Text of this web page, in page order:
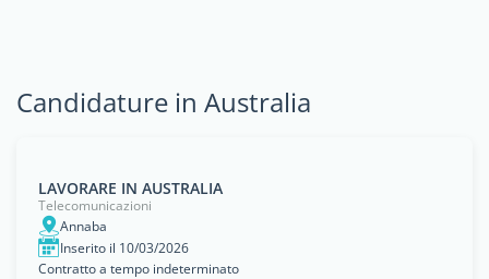
Candidature in Australia
LAVORARE IN AUSTRALIA
Telecomunicazioni
Annaba
Inserito il 10/03/2026
Contratto a tempo indeterminato